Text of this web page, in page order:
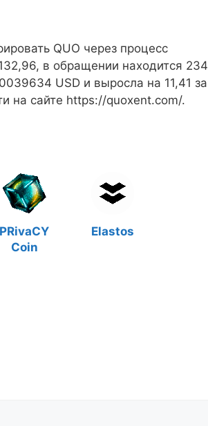
QUO через процесс
в обращении находится 234
USD и выросла на 11,41 за
на сайте https://quoxent.com/.
PRivaCY
Coin
Elastos